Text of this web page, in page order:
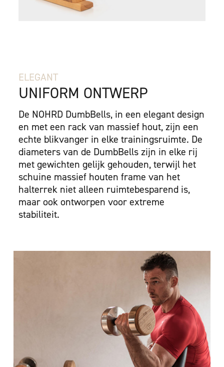
ELEGANT
UNIFORM ONTWERP
De NOHRD DumbBells, in een elegant design
en met een rack van massief hout, zijn een
echte blikvanger in elke trainingsruimte. De
diameters van de DumbBells zijn in elke rij
met gewichten gelijk gehouden, terwijl het
schuine massief houten frame van het
halterrek niet alleen ruimtebesparend is,
maar ook ontworpen voor extreme
stabiliteit.